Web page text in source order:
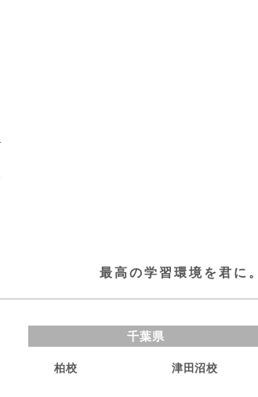
最高の学習環境を君に。
千葉県
柏校 津田沼校